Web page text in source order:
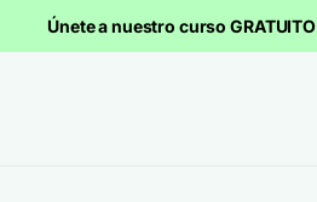
Únete a nuestro curso GRATUITO